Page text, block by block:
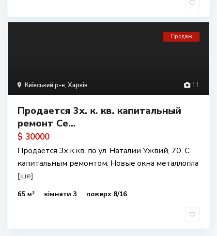
11
Київський р-н, Харків
Продаж
Продается 3х. к. кв. капитальный
ремонт Се...
$ 30000
Продается 3х.к.кв. по ул. Наталии Ужвий, 70. С
капитальным ремонтом. Новые окна металлопла
[ще]
65 м² кімнати 3 поверх 8/16